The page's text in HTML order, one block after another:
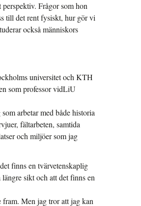
Frågor som hon
till det rent fysiskt, hur gör vi
också människors
universitet och KTH
som professor vidLiU
arbetar med både historia
fältarbeten, samtida
och miljöer som jag
finns en tvärvetenskaplig
sikt och att det finns en
Men jag tror att jag kan